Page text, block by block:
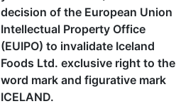
decision of the European Union
Intellectual Property Office
(EUIPO) to invalidate Iceland
Foods Ltd. exclusive right to the
word mark and figurative mark
ICELAND.